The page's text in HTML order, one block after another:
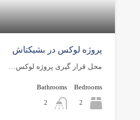
پروژه لوکس در بشیکتاش
محل قرار گیری پروژه لوکس…
Bedrooms
2
Bathrooms
2